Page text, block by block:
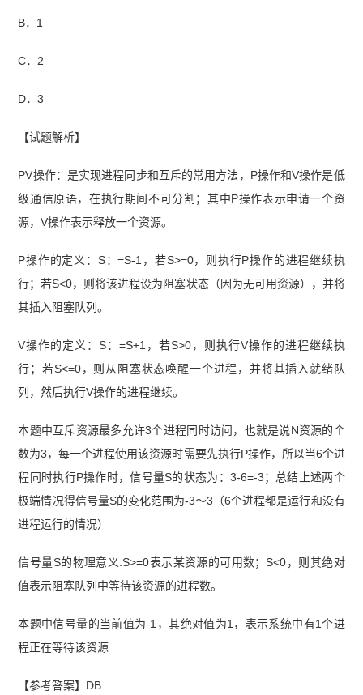
B．1
C．2
D．3
【试题解析】
PV操作：是实现进程同步和互斥的常用方法，P操作和V操作是低
级通信原语，在执行期间不可分割；其中P操作表示申请一个资
源，V操作表示释放一个资源。
P操作的定义：S：=S-1，若S>=0，则执行P操作的进程继续执
行；若S<0，则将该进程设为阻塞状态（因为无可用资源），并将
其插入阻塞队列。
V操作的定义：S：=S+1，若S>0，则执行V操作的进程继续执
行；若S<=0，则从阻塞状态唤醒一个进程，并将其插入就绪队
列，然后执行V操作的进程继续。
本题中互斥资源最多允许3个进程同时访问，也就是说N资源的个
数为3，每一个进程使用该资源时需要先执行P操作，所以当6个进
程同时执行P操作时，信号量S的状态为：3-6=-3；总结上述两个
极端情况得信号量S的变化范围为-3～3（6个进程都是运行和没有
进程运行的情况）
信号量S的物理意义:S>=0表示某资源的可用数；S<0，则其绝对
值表示阻塞队列中等待该资源的进程数。
本题中信号量的当前值为-1，其绝对值为1，表示系统中有1个进
程正在等待该资源
【参考答案】DB